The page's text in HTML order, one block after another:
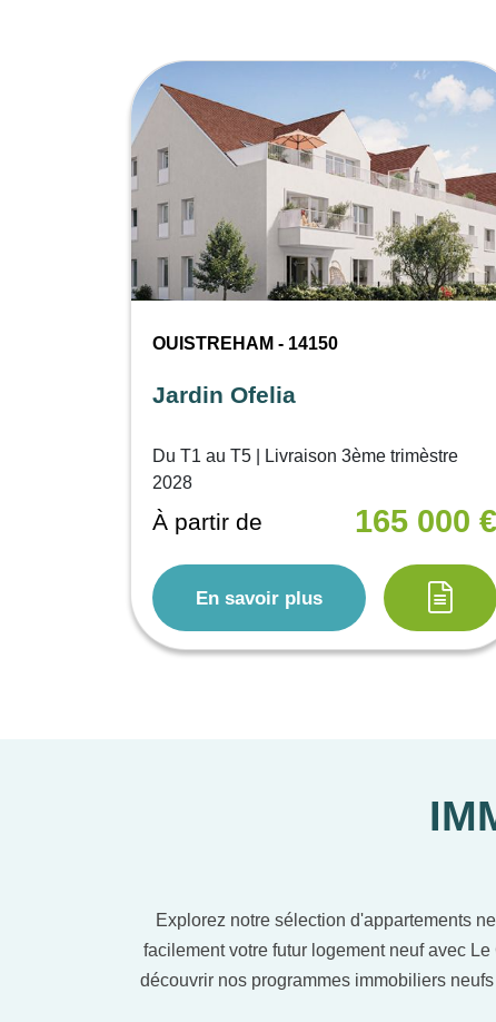
OUISTREHAM - 14150
Jardin Ofelia
Du T1 au T5 | Livraison 3ème trimèstre
2028
À partir de 165 000 €
En savoir plus
Explorez notre sélection d'appartements
facilement votre futur logement neuf avec
découvrir nos programmes immobiliers